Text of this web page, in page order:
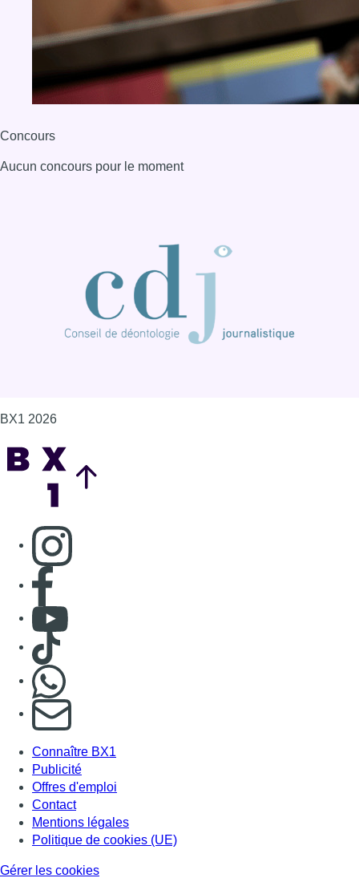
Concours
Aucun concours pour le moment
BX1 2026
Consulter page Instagram
Consulter page Facebook
Consulter Youtube
Consulter TikTok
S'abonner à notre newsletter
Connaître BX1
Publicité
Offres d'emploi
Contact
Mentions légales
Politique de cookies (UE)
Gérer les cookies